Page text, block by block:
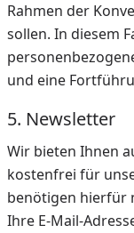
Rahmen der
sollen. In diesem
und eine
5. Newsletter
Wir bieten Ihnen
kostenfrei für
benötigen hierfür
Ihre E-Mail-